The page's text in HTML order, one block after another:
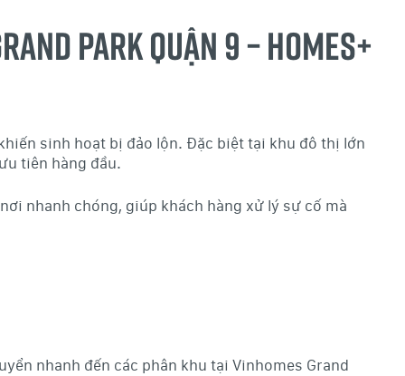
Park Quận 9 – Homes+
sinh hoạt bị đảo lộn. Đặc biệt tại khu đô thị lớn
tiên hàng đầu.
nhanh chóng, giúp khách hàng xử lý sự cố mà
nhanh đến các phân khu tại Vinhomes Grand